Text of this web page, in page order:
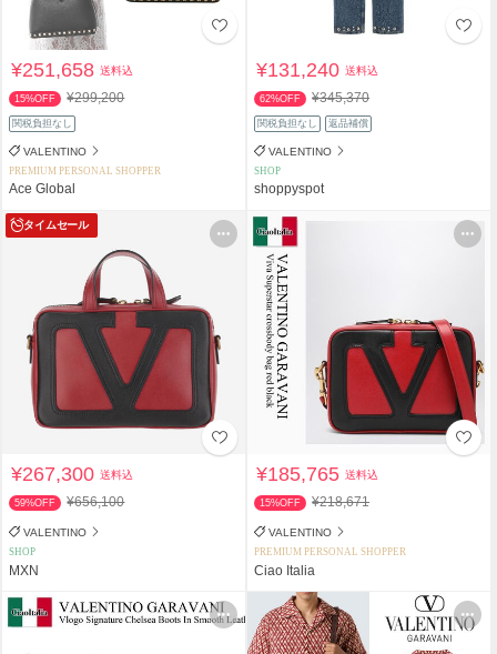
¥251,658送料込
15%OFF ¥299,200
関税負担なし
VALENTINO
PREMIUM PERSONAL SHOPPER
Ace Global
¥131,240送料込
62%OFF ¥345,370
関税負担なし 返品補償
VALENTINO
SHOP
shoppyspot
タイムセール
¥267,300送料込
59%OFF ¥656,100
VALENTINO
SHOP
MXN
¥185,765送料込
15%OFF ¥218,671
VALENTINO
PREMIUM PERSONAL SHOPPER
Ciao Italia